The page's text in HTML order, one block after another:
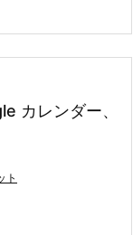
カレンダー、
ト